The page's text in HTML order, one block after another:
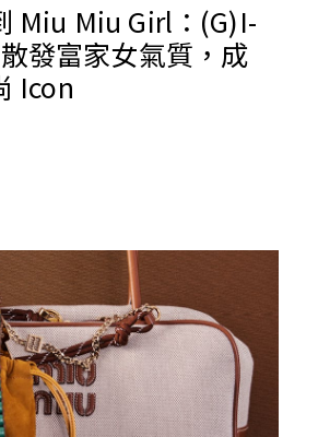
Miu Miu Girl：(G)I-
發富家女氣質，成
Icon